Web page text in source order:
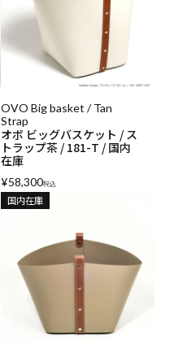
OVO Big basket / Tan
Strap
オボ ビッグバスケット / ス
トラップ茶 / 181-T / 国内
在庫
¥58,300税込
国内在庫